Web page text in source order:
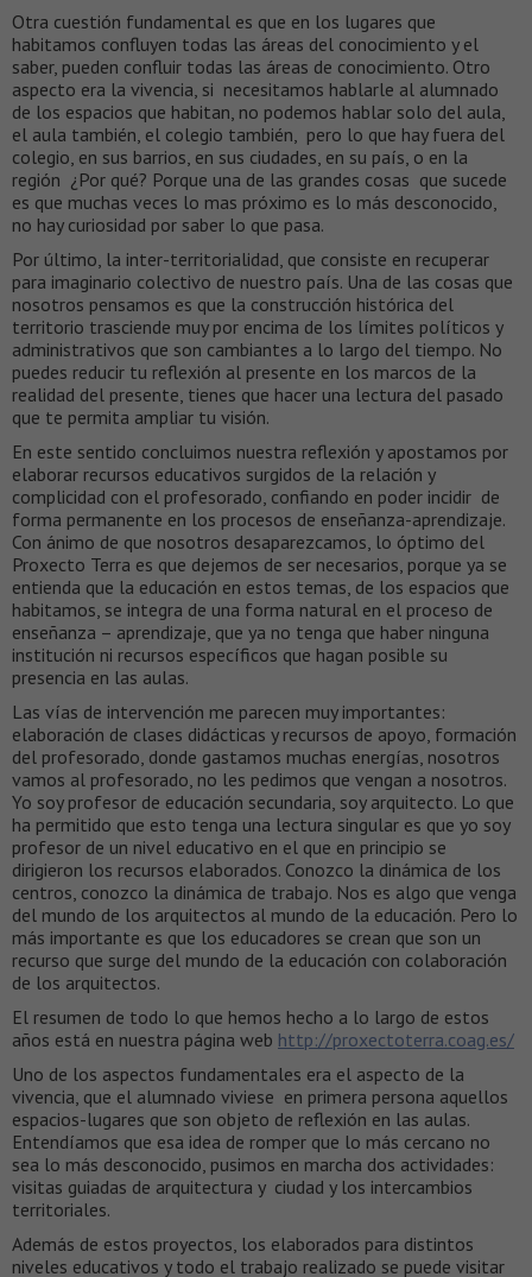
Otra cuestión fundamental es que en los lugares que
habitamos confluyen todas las áreas del conocimiento y el
saber, pueden confluir todas las áreas de conocimiento. Otro
aspecto era la vivencia, si necesitamos hablarle al alumnado
de los espacios que habitan, no podemos hablar solo del aula,
el aula también, el colegio también, pero lo que hay fuera del
colegio, en sus barrios, en sus ciudades, en su país, o en la
región ¿Por qué? Porque una de las grandes cosas que sucede
es que muchas veces lo mas próximo es lo más desconocido,
no hay curiosidad por saber lo que pasa.
Por último, la inter-territorialidad, que consiste en recuperar
para imaginario colectivo de nuestro país. Una de las cosas que
nosotros pensamos es que la construcción histórica del
territorio trasciende muy por encima de los límites políticos y
administrativos que son cambiantes a lo largo del tiempo. No
puedes reducir tu reflexión al presente en los marcos de la
realidad del presente, tienes que hacer una lectura del pasado
que te permita ampliar tu visión.
En este sentido concluimos nuestra reflexión y apostamos por
elaborar recursos educativos surgidos de la relación y
complicidad con el profesorado, confiando en poder incidir de
forma permanente en los procesos de enseñanza-aprendizaje.
Con ánimo de que nosotros desaparezcamos, lo óptimo del
Proxecto Terra es que dejemos de ser necesarios, porque ya se
entienda que la educación en estos temas, de los espacios que
habitamos, se integra de una forma natural en el proceso de
enseñanza – aprendizaje, que ya no tenga que haber ninguna
institución ni recursos específicos que hagan posible su
presencia en las aulas.
Las vías de intervención me parecen muy importantes:
elaboración de clases didácticas y recursos de apoyo, formación
del profesorado, donde gastamos muchas energías, nosotros
vamos al profesorado, no les pedimos que vengan a nosotros.
Yo soy profesor de educación secundaria, soy arquitecto. Lo que
ha permitido que esto tenga una lectura singular es que yo soy
profesor de un nivel educativo en el que en principio se
dirigieron los recursos elaborados. Conozco la dinámica de los
centros, conozco la dinámica de trabajo. Nos es algo que venga
del mundo de los arquitectos al mundo de la educación. Pero lo
más importante es que los educadores se crean que son un
recurso que surge del mundo de la educación con colaboración
de los arquitectos.
El resumen de todo lo que hemos hecho a lo largo de estos
años está en nuestra página web http://proxectoterra.coag.es/
Uno de los aspectos fundamentales era el aspecto de la
vivencia, que el alumnado viviese en primera persona aquellos
espacios-lugares que son objeto de reflexión en las aulas.
Entendíamos que esa idea de romper que lo más cercano no
sea lo más desconocido, pusimos en marcha dos actividades:
visitas guiadas de arquitectura y ciudad y los intercambios
territoriales.
Además de estos proyectos, los elaborados para distintos
niveles educativos y todo el trabajo realizado se puede visitar